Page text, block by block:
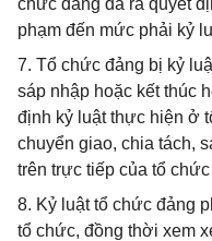
chức đảng đã ra quyết
phạm đến mức phải kỷ
7. Tổ chức đảng bị kỷ
sáp nhập hoặc kết thúc
định kỷ luật thực hiện ở
chuyển giao, chia tách,
trên trực tiếp của tổ
8. Kỷ luật tổ chức đảng
tổ chức, đồng thời xem